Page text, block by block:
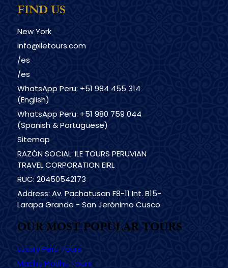
FIND US
New York
info@iletours.com
/es
/es
WhatsApp Peru: +51 984 455 314
(English)
WhatsApp Peru: +51 980 759 044
(Spanish & Portuguese)
Sitemap
RAZÓN SOCIAL: ILE TOURS PERUVIAN
TRAVEL CORPORATION EIRL
RUC: 20450542173
Address: Av. Pachatusan F8-11 Int. B15-
Larapa Grande - San Jerónimo Cusco
OUR MOST POPULAR TOURS
Luxury Peru Tours
Machu Picchu Tours